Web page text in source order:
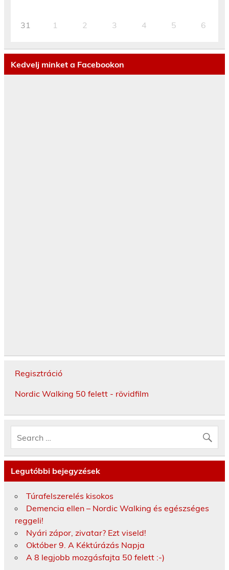
31 1 2 3 4 5 6
Kedvelj minket a Facebookon
Regisztráció
Nordic Walking 50 felett - rövidfilm
Legutóbbi bejegyzések
Túrafelszerelés kisokos
Demencia ellen – Nordic Walking és egészséges
reggeli!
Nyári zápor, zivatar? Ezt viseld!
Október 9. A Kéktúrázás Napja
A 8 legjobb mozgásfajta 50 felett :-)